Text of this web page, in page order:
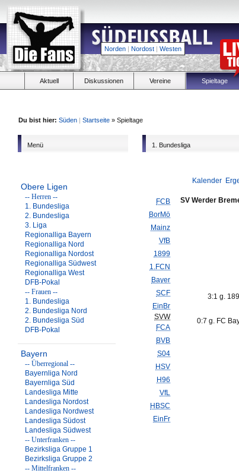
Norden | Nordost | Westen
Aktuell Diskussionen Vereine Spieltage
Du bist hier: Süden | Startseite » Spieltage
Menü
Obere Ligen
-- Herren --
1. Bundesliga
2. Bundesliga
3. Liga
Regionalliga Bayern
Regionalliga Nord
Regionalliga Nordost
Regionalliga Südwest
Regionalliga West
DFB-Pokal
-- Frauen --
1. Bundesliga
2. Bundesliga Nord
2. Bundesliga Süd
DFB-Pokal
Bayern
-- Überregional --
Bayernliga Nord
Bayernliga Süd
Landesliga Mitte
Landesliga Nordost
Landesliga Nordwest
Landesliga Südost
Landesliga Südwest
-- Unterfranken --
Bezirksliga Gruppe 1
Bezirksliga Gruppe 2
-- Mittelfranken --
1. Bundesliga
Kalender
FCB
BorMö
Mainz
VfB
1899
1.FCN
Bayer
SCF
EinBr
SVW
FCA
BVB
S04
HSV
H96
VfL
HBSC
EinFr
SV Werder
3:1 g.
0:7 g. FC